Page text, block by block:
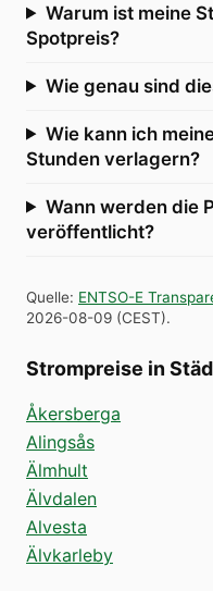
Warum ist meine
Spotpreis?
Wie genau sind
Wie kann ich
Stunden verlagern?
Wann werden die
veröffentlicht?
Quelle: ENTSO-E
2026-08-09 (CEST).
Strompreise in
Åkersberga
Alingsås
Älmhult
Älvdalen
Alvesta
Älvkarleby